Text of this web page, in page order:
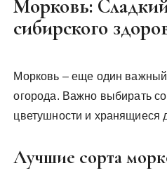
Морковь:
сибирского
Морковь – еще один
огорода. Важно выбирать
цветушности и хранящиеся
Лучшие сорта